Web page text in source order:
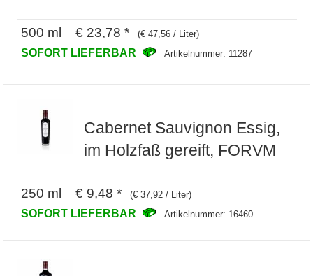
500 ml € 23,78 * (€ 47,56 / Liter)
SOFORT LIEFERBAR Artikelnummer: 11287
Cabernet Sauvignon Essig,
im Holzfaß gereift, FORVM
250 ml € 9,48 * (€ 37,92 / Liter)
SOFORT LIEFERBAR Artikelnummer: 16460